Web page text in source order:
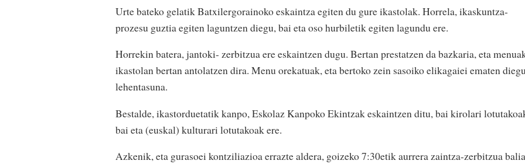
Urte bateko gelatik Batxilergorainoko eskaintza egiten du gure ikastolak. Horrela, ikaskuntza-
prozesu guztia egiten laguntzen diegu, bai eta oso hurbiletik egiten lagundu ere.
Horrekin batera, jantoki- zerbitzua ere eskaintzen dugu. Bertan prestatzen da bazkaria, eta
ikastolan bertan antolatzen dira. Menu orekatuak, eta bertoko zein sasoiko elikagaiei ematen
lehentasuna.
Bestalde, ikastorduetatik kanpo, Eskolaz Kanpoko Ekintzak eskaintzen ditu, bai kirolari
bai eta (euskal) kulturari lotutakoak ere.
Azkenik, eta gurasoei kontziliazioa errazte aldera, goizeko 7:30etik aurrera zaintza-zerbitzua balia